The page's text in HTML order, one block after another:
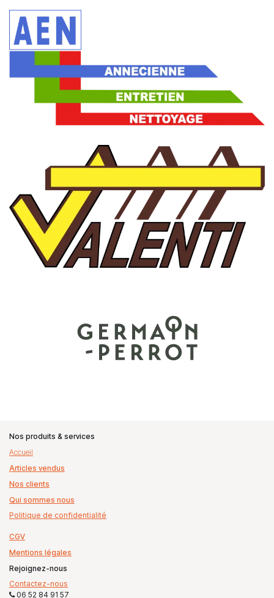
Nos produits & services
Accueil
Articles vendus
Nos clients
Qui sommes nous
Politique de confidentialité
CGV
Mentions légales
Rejoignez-nous
Contactez-nous
06 52 84 91 57